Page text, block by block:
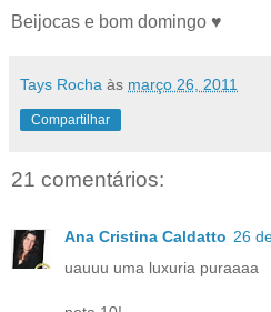
Beijocas e bom domingo ♥
Tays Rocha às março 26, 2011
Compartilhar
21 comentários:
Ana Cristina Caldatto 26
uauuu uma luxuria puraaaa